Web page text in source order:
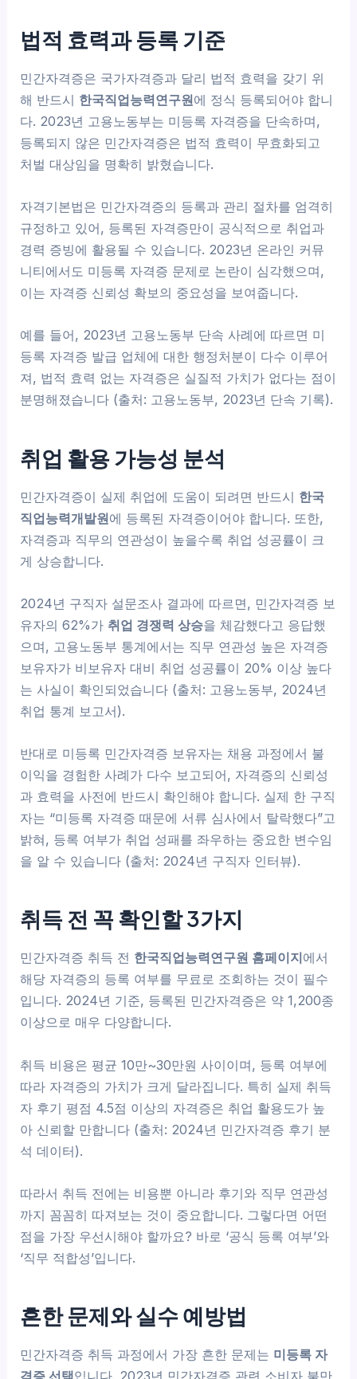
법적 효력과 등록 기준
민간자격증은 국가자격증과 달리 법적 효력을 갖기 위
해 반드시 한국직업능력연구원에 정식 등록되어야 합니
다. 2023년 고용노동부는 미등록 자격증을 단속하며,
등록되지 않은 민간자격증은 법적 효력이 무효화되고
처벌 대상임을 명확히 밝혔습니다.
자격기본법은 민간자격증의 등록과 관리 절차를 엄격히
규정하고 있어, 등록된 자격증만이 공식적으로 취업과
경력 증빙에 활용될 수 있습니다. 2023년 온라인 커뮤
니티에서도 미등록 자격증 문제로 논란이 심각했으며,
이는 자격증 신뢰성 확보의 중요성을 보여줍니다.
예를 들어, 2023년 고용노동부 단속 사례에 따르면 미
등록 자격증 발급 업체에 대한 행정처분이 다수 이루어
져, 법적 효력 없는 자격증은 실질적 가치가 없다는 점이
분명해졌습니다 (출처: 고용노동부, 2023년 단속 기록).
취업 활용 가능성 분석
민간자격증이 실제 취업에 도움이 되려면 반드시 한국
직업능력개발원에 등록된 자격증이어야 합니다. 또한,
자격증과 직무의 연관성이 높을수록 취업 성공률이 크
게 상승합니다.
2024년 구직자 설문조사 결과에 따르면, 민간자격증 보
유자의 62%가 취업 경쟁력 상승을 체감했다고 응답했
으며, 고용노동부 통계에서는 직무 연관성 높은 자격증
보유자가 비보유자 대비 취업 성공률이 20% 이상 높다
는 사실이 확인되었습니다 (출처: 고용노동부, 2024년
취업 통계 보고서).
반대로 미등록 민간자격증 보유자는 채용 과정에서 불
이익을 경험한 사례가 다수 보고되어, 자격증의 신뢰성
과 효력을 사전에 반드시 확인해야 합니다. 실제 한 구직
자는 “미등록 자격증 때문에 서류 심사에서 탈락했다”고
밝혀, 등록 여부가 취업 성패를 좌우하는 중요한 변수임
을 알 수 있습니다 (출처: 2024년 구직자 인터뷰).
취득 전 꼭 확인할 3가지
민간자격증 취득 전 한국직업능력연구원 홈페이지에서
해당 자격증의 등록 여부를 무료로 조회하는 것이 필수
입니다. 2024년 기준, 등록된 민간자격증은 약 1,200종
이상으로 매우 다양합니다.
취득 비용은 평균 10만~30만원 사이이며, 등록 여부에
따라 자격증의 가치가 크게 달라집니다. 특히 실제 취득
자 후기 평점 4.5점 이상의 자격증은 취업 활용도가 높
아 신뢰할 만합니다 (출처: 2024년 민간자격증 후기 분
석 데이터).
따라서 취득 전에는 비용뿐 아니라 후기와 직무 연관성
까지 꼼꼼히 따져보는 것이 중요합니다. 그렇다면 어떤
점을 가장 우선시해야 할까요? 바로 ‘공식 등록 여부’와
‘직무 적합성’입니다.
흔한 문제와 실수 예방법
민간자격증 취득 과정에서 가장 흔한 문제는 미등록 자